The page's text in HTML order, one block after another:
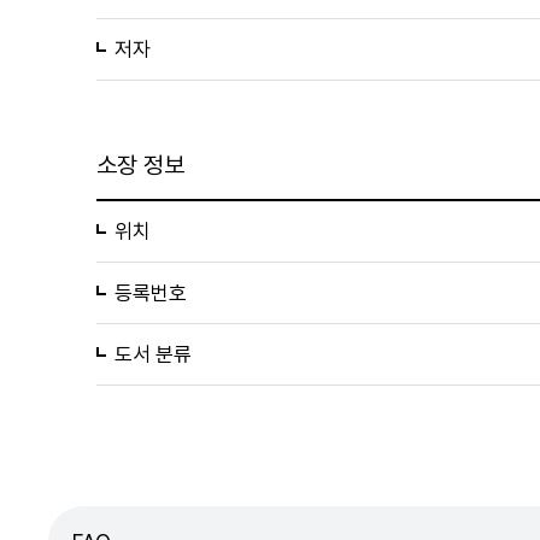
저자
소장 정보
위치
등록번호
도서 분류